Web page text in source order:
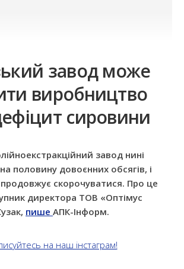
завод може
виробництво
сировини
завод нині
половину довоєнних обсягів, і
скорочуватися. Про це
директора ТОВ «Оптімус
пише АПК-Інформ.
на наш інстаграм!